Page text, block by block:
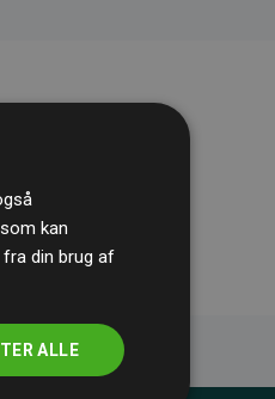
kan
fra din brug af
ALLE